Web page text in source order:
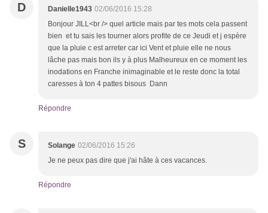
D Danielle1943 02/06/2016 15:28
Bonjour JILL<br /> quel article mais par tes mots cela passent
bien et tu sais les tourner alors profite de ce Jeudi et j espère
que la pluie c est arreter car ici Vent et pluie elle ne nous
lâche pas mais bon ils y à plus Malheureux en ce moment les
inodations en Franche inimaginable et le reste donc la total
caresses à ton 4 pattes bisous Dann
Répondre
S Solange 02/06/2016 15:26
Je ne peux pas dire que j'ai hâte à ces vacances.
Répondre